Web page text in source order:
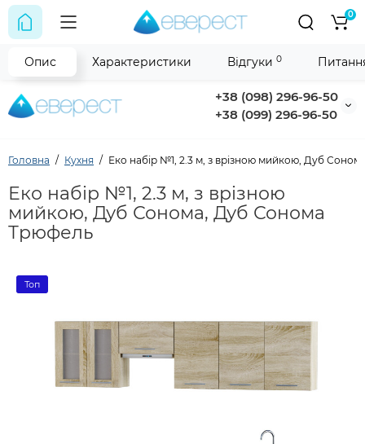
+38 (098) 296-96-50
+38 (099) 296-96-50
0
Головна Кухня Еко набір №1, 2.3 м, з врізною мийкою, Дуб
Еко набір №1, 2.3 м, з врізною
мийкою, Дуб Сонома, Дуб Сонома
Трюфель
Топ
Опис Характеристики Відгуки 0